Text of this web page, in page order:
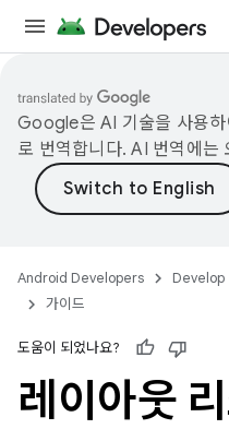
Google은 AI 기술을 사용하
로 번역합니다. AI 번역에는
Android Developers Develop
가이드
도움이 되었나요?
레이아웃